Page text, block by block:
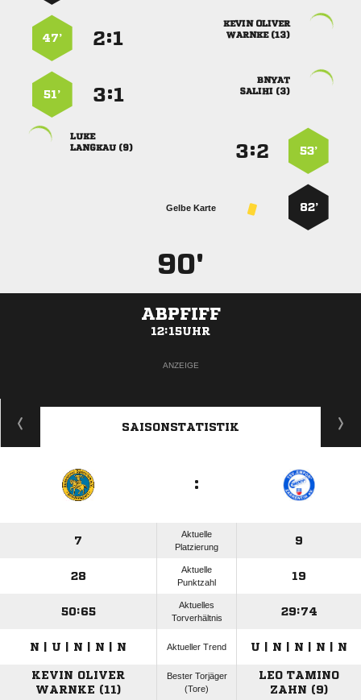
 
 
:
47’

 
:
51’
53’
:

 
82’
Gelbe Karte
90'
ABPFIFF
12:15UHR
ANZEIGE
SAISONSTATISTIK
:
7
Aktuelle
Platzierung
9
28
Aktuelle
Punktzahl
19
50:65
Aktuelles
Torverhältnis
29:74
N | U | N | N | N Aktueller Trend U | N | N | N | N
KEVIN OLIVER
WARNKE (11)
Bester Torjäger
(Tore)
LEO TAMINO
ZAHN (9)